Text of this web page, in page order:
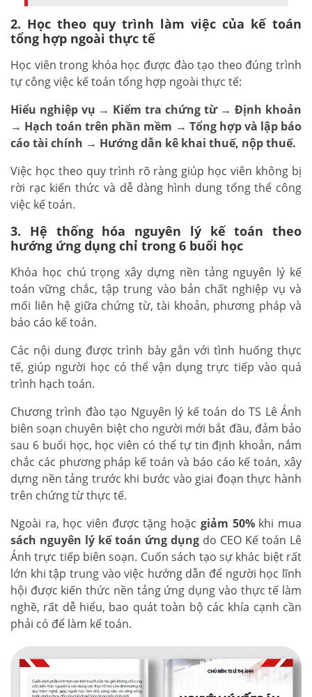
2. Học theo quy trình làm việc của kế toán
tổng hợp ngoài thực tế
Học viên trong khóa học được đào tạo theo đúng trình
tự công việc kế toán tổng hợp ngoài thực tế:
Hiểu nghiệp vụ → Kiểm tra chứng từ → Định khoản
→ Hạch toán trên phần mềm → Tổng hợp và lập báo
cáo tài chính → Hướng dẫn kê khai thuế, nộp thuế.
Việc học theo quy trình rõ ràng giúp học viên không bị
rời rạc kiến thức và dễ dàng hình dung tổng thể công
việc kế toán.
3. Hệ thống hóa nguyên lý kế toán theo
hướng ứng dụng chỉ trong 6 buổi học
Khóa học chú trọng xây dựng nền tảng nguyên lý kế
toán vững chắc, tập trung vào bản chất nghiệp vụ và
mối liên hệ giữa chứng từ, tài khoản, phương pháp và
báo cáo kế toán.
Các nội dung được trình bày gắn với tình huống thực
tế, giúp người học có thể vận dụng trực tiếp vào quá
trình hạch toán.
Chương trình đào tạo Nguyên lý kế toán do TS Lê Ánh
biên soạn chuyên biệt cho người mới bắt đầu, đảm bảo
sau 6 buổi học, học viên có thể tự tin định khoản, nắm
chắc các phương pháp kế toán và báo cáo kế toán, xây
dựng nền tảng trước khi bước vào giai đoạn thực hành
trên chứng từ thực tế.
Ngoài ra, học viên được tặng hoặc giảm 50%khi mua
sách nguyên lý kế toán ứng dụng do CEO Kế toán Lê
Ánh trực tiếp biên soạn. Cuốn sách tạo sự khác biệt rất
lớn khi tập trung vào việc hướng dẫn để người học lĩnh
hội được kiến thức nền tảng ứng dụng vào thực tế làm
nghề, rất dễ hiểu, bao quát toàn bộ các khía cạnh cần
phải có để làm kế toán.